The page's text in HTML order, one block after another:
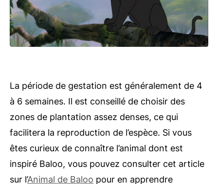
La période de gestation est généralement de 4
à 6 semaines. Il est conseillé de choisir des
zones de plantation assez denses, ce qui
facilitera la reproduction de l’espèce. Si vous
êtes curieux de connaître l’animal dont est
inspiré Baloo, vous pouvez consulter cet article
sur l’Animal de Baloo pour en apprendre